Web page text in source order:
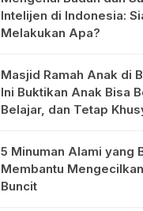
Intelijen di Indonesia:
Melakukan Apa?
Masjid Ramah Anak di
Ini Buktikan Anak Bisa
Belajar, dan Tetap
5 Minuman Alami yang
Membantu
Buncit